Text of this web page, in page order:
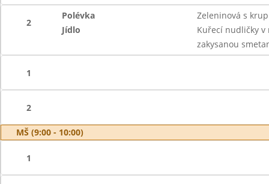
2
Polévka
Zeleninová s
Jídlo
Kuřecí nudličky v
zakysanou
1
2
MŠ (9:00 - 10:00)
1